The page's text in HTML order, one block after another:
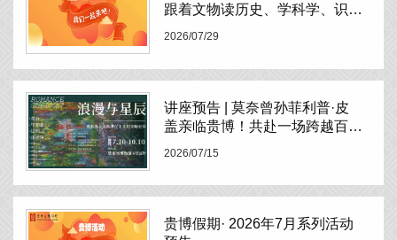
跟着文物读历史、学科学、识贵
2026/07/29
讲座预告 | 莫奈曾孙菲利普·皮
盖亲临贵博！共赴一场跨越百年
2026/07/15
贵博假期· 2026年7月系列活动